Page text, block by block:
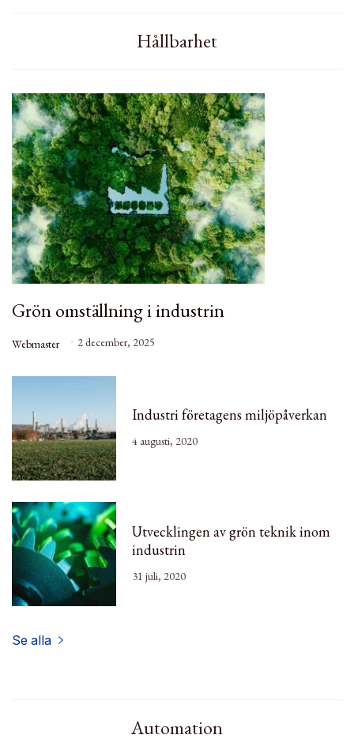
Hållbarhet
Grön omställning i industrin
Webmaster 2 december, 2025
Industri företagens miljöpåverkan
4 augusti, 2020
Utvecklingen av grön teknik inom
industrin
31 juli, 2020
Se alla
Automation